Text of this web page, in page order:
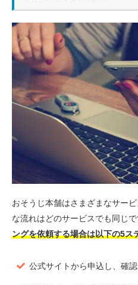
おそうじ本舗はさまざまなサー
な流れはどのサービスでも同じで
ングを依頼する場合は以下の5ス
公式サイトから申込し、確認